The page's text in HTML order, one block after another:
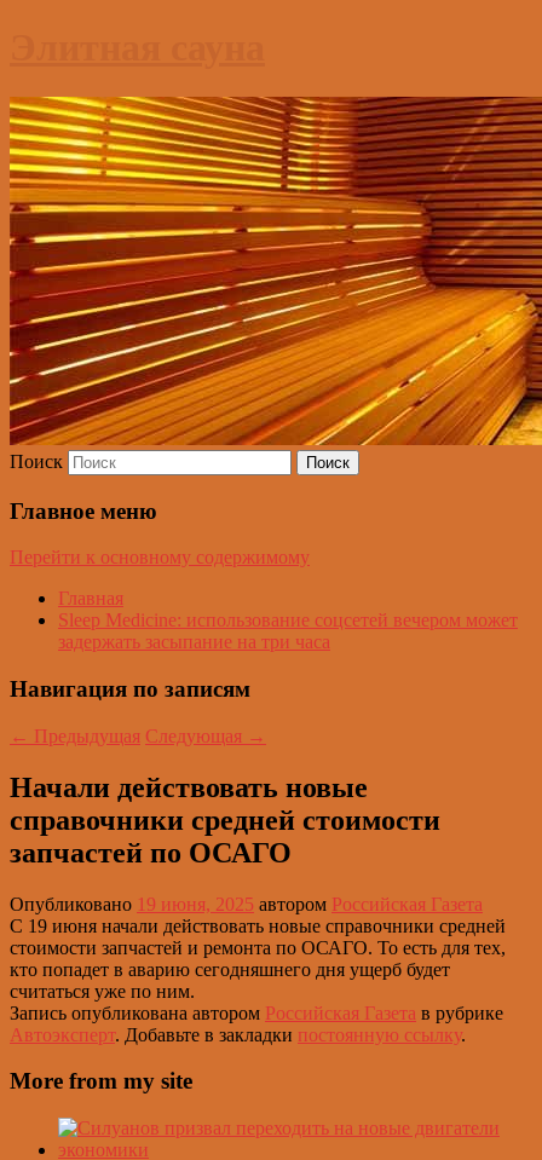
Поиск
Главное меню
Перейти к основному содержимому
Главная
Sleep Medicine: использование соцсетей вечером может
задержать засыпание на три часа
Навигация по записям
← Предыдущая Следующая →
Начали действовать новые
справочники средней стоимости
запчастей по ОСАГО
Опубликовано 19 июня, 2025 автором Российская Газета
С 19 июня начали действовать новые справочники средней
стоимости запчастей и ремонта по ОСАГО. То есть для тех,
кто попадет в аварию сегодняшнего дня ущерб будет
считаться уже по ним.
Запись опубликована автором Российская Газета в рубрике
Автоэксперт. Добавьте в закладки постоянную ссылку.
More from my site